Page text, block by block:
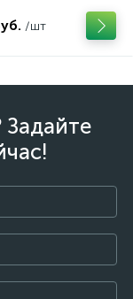
/шт
Задайте